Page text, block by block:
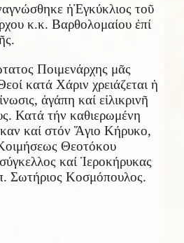
ἡἘγκύκλιος τοῦ
κ.κ. Βαρθολομαίου ἐπί
ς.
Ποιμενάρχης μᾶς
κατά Χάριν χρειάζεται ἡ
ἀγάπη καί εἰλικρινῆ
Κατά τήν καθιερωμένη
καί στόν Ἅγιο Κήρυκο,
Θεοτόκου
καί Ἱεροκήρυκας
Σωτήριος Κοσμόπουλος.